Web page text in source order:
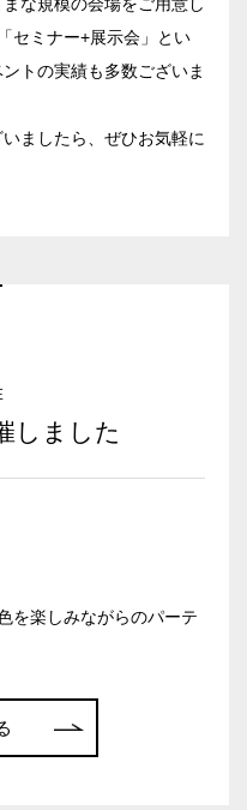
セミナー+展示会」とい
トの実績も多数ございま
ましたら、ぜひお気軽に
しました
を楽しみながらのパーテ
・年末年始を除く）
T字島型
会議室
天井高3.5ｍ以上